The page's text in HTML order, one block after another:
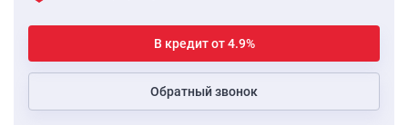
В кредит от 4.9%
Обратный звонок